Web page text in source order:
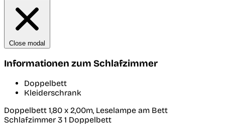
Close modal
Informationen zum Schlafzimmer
Doppelbett
Kleiderschrank
Doppelbett 1,80 x 2,00m, Leselampe am Bett
Schlafzimmer 3 1 Doppelbett